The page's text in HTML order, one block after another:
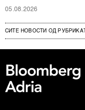
05.08.2026
СИТЕ НОВОСТИ ОД